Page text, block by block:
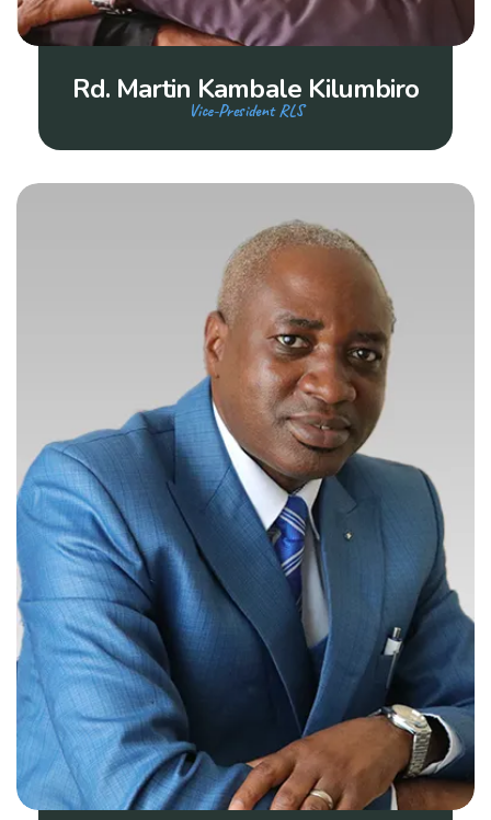
Rd. Martin Kambale Kilumbiro
Vice-President RLS